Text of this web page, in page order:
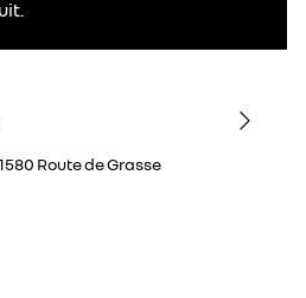
Route de Grasse